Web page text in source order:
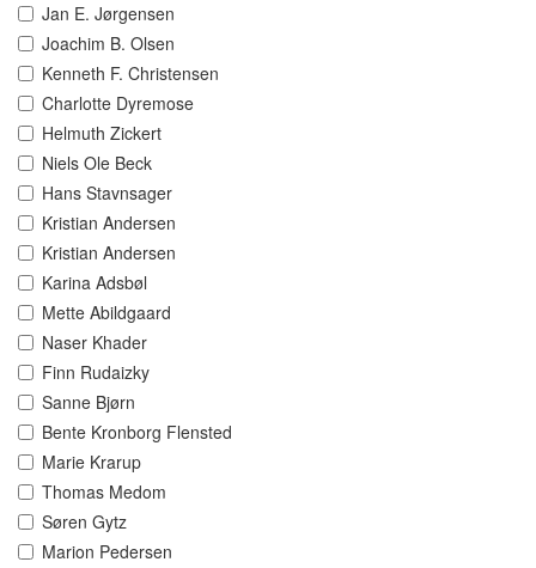
Jan E. Jørgensen
Joachim B. Olsen
Kenneth F. Christensen
Charlotte Dyremose
Helmuth Zickert
Niels Ole Beck
Hans Stavnsager
Kristian Andersen
Kristian Andersen
Karina Adsbøl
Mette Abildgaard
Naser Khader
Finn Rudaizky
Sanne Bjørn
Bente Kronborg Flensted
Marie Krarup
Thomas Medom
Søren Gytz
Marion Pedersen